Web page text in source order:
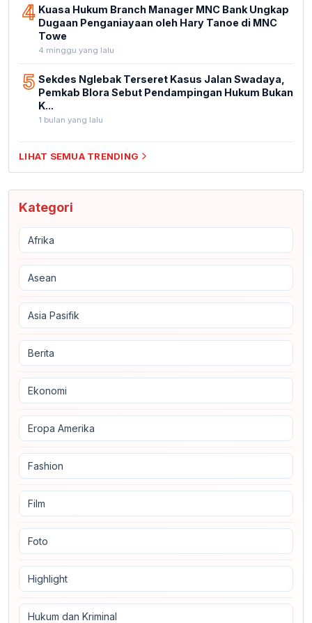
4 Kuasa Hukum Branch Manager MNC Bank Ungkap
Dugaan Penganiayaan oleh Hary Tanoe di MNC
Towe
4 minggu yang lalu
5 Sekdes Nglebak Terseret Kasus Jalan Swadaya,
Pemkab Blora Sebut Pendampingan Hukum Bukan
K...
1 bulan yang lalu
LIHAT SEMUA TRENDING
Kategori
Afrika
Asean
Asia Pasifik
Berita
Ekonomi
Eropa Amerika
Fashion
Film
Foto
Highlight
Hukum dan Kriminal